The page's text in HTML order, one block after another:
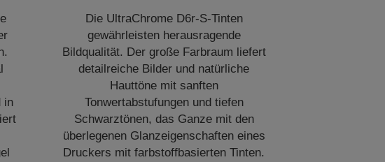
in
Die UltraChrome D6r-S-Tinten
gewährleisten herausragende
Bildqualität. Der große Farbraum liefert
detailreiche Bilder und natürliche
Hauttöne mit sanften
Tonwertabstufungen und tiefen
Schwarztönen, das Ganze mit den
überlegenen Glanzeigenschaften eines
Druckers mit farbstoffbasierten Tinten.